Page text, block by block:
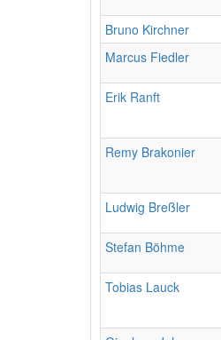
Bruno Kirchner
Marcus Fiedler
Erik Ranft
Remy Brakonier
Ludwig Breßler
Stefan Böhme
Tobias Lauck